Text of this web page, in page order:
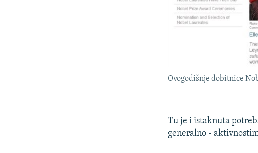
Ovogodišnje dobitnice
Tu je i istaknuta
generalno -